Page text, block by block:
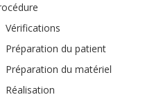
Vérifications
Préparation du patient
Préparation du matériel
Réalisation